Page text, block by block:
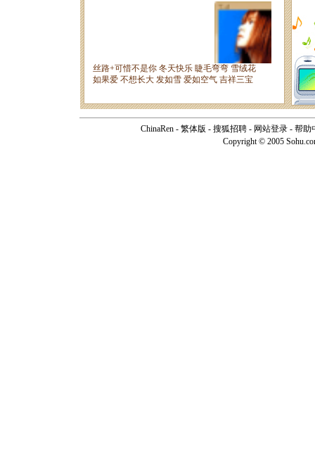
ChinaRen - 繁体版 - 搜狐招聘 - 网站登录 - 帮助
Copyright © 2005